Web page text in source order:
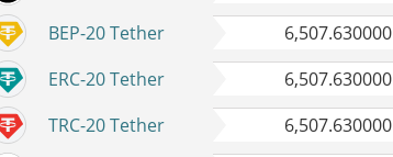
BEP-20 Tether 6,507.630000
ERC-20 Tether 6,507.630000
TRC-20 Tether 6,507.630000